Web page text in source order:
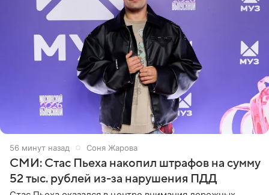
56 минут назад Соня Жарова
СМИ: Стас Пьеха накопил штрафов на сумму
52 тыс. рублей из-за нарушения ПДД